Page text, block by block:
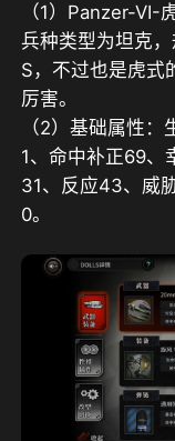
（1）Panzer-VI-
兵种类型为坦克
S，不过也是虎式
厉害。
（2）基础属性
1、命中补正69、
31、反应43、威
0。